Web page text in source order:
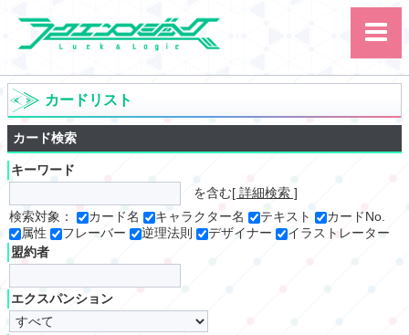
サイト内検索
カード ルール
大会
カードリスト
カード検索
キーワード
を含む[ 詳細検索 ]
検索対象：
カード名 キャラクター名 テキスト
カードNo.
属性
フレーバー 逆理法則 デザイナー
イラストレーター
盟約者
エクスパンション